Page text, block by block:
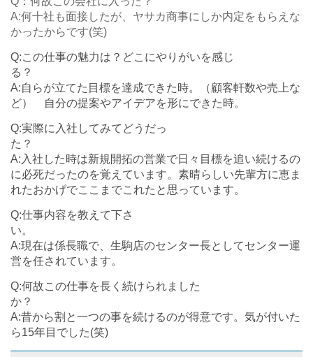
A:何十社も面接したが、ヤサカ商事にしか内定をもらえな
かったからです(笑)
Q:この仕事の魅力は？どこにやりがいを感じ
A:自らが立てた目標を達成できた時。（顧客軒数や売上な
ど） 自分の提案やアイデアを形にできた時。
Q:実際に入社してみてどうだっ
A:入社した時は新規開拓の営業で日々目標を追い続けるの
に必死だったのを覚えています。素晴らしい先輩方に恵ま
れたおかげでここまでこれたと思っています。
Q:仕事内容を教えて下さ
A:現在は係長職で、生駒店のセンター長としてセンター運
営を任されています。
Q:何故この仕事を長く続けられました
A:昔から割と一つの事を続けるのが得意です。気が付いた
ら15年目でした(笑)